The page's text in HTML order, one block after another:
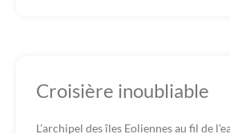
Croisière inoubliable
L'archipel des îles Eoliennes au fil de